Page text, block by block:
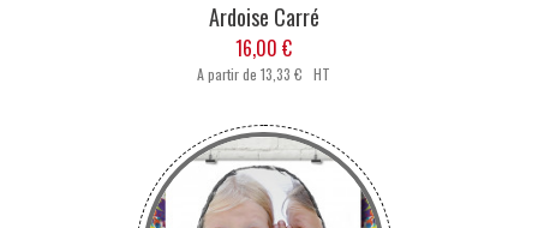
Ardoise Carré
16,00 €
A partir de13,33 € HT